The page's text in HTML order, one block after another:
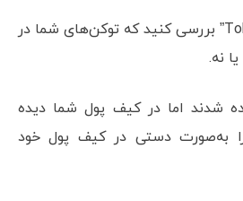
در بخش “Token Holdings” بررسی کنید که توکن‌های شما در
نه.
شدند اما در کیف پول شما دیده
را به‌صورت دستی در کیف پول خود